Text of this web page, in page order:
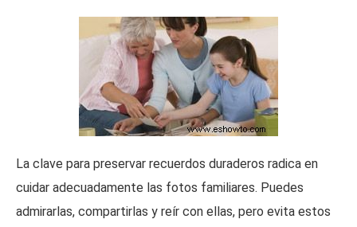
La clave para preservar recuerdos duraderos radica en
cuidar adecuadamente las fotos familiares. Puedes
admirarlas, compartirlas y reír con ellas, pero evita estos